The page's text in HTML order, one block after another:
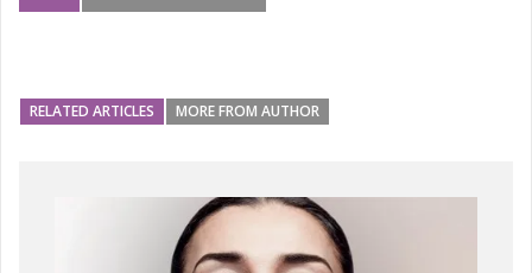
RELATED ARTICLES MORE FROM AUTHOR